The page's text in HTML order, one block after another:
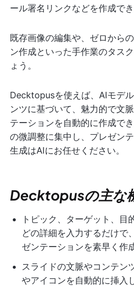
ール署名リンクなどを作成でき
既存画像の編集や、ゼロから
ン作成といった手作業のタス
ょう。
Decktopusを使えば、AIモデ
ンツに基づいて、魅力的で文
テーションを自動的に作成で
の微調整に集中し、プレゼン
生成はAIにお任せください。
Decktopusの主な
トピック、ターゲット、目
どの詳細を入力するだけで
ゼンテーションを素早く作
スライドの文脈やコンテン
やアイコンを自動的に挿入